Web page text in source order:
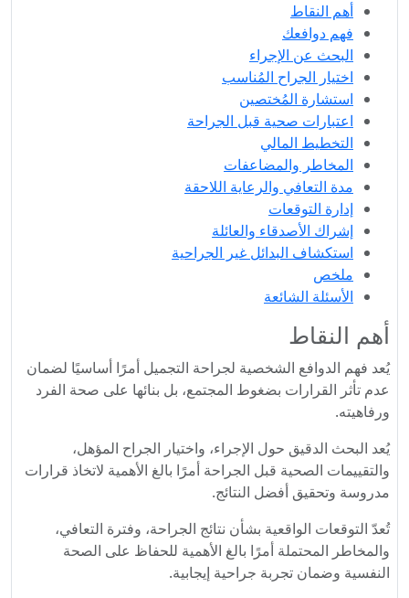
أهم النقاط
فهم دوافعك
البحث عن الإجراء
اختيار الجراح المُناسب
استشارة المُختصين
اعتبارات صحية قبل الجراحة
التخطيط المالي
المخاطر والمضاعفات
مدة التعافي والرعاية اللاحقة
إدارة التوقعات
إشراك الأصدقاء والعائلة
استكشاف البدائل غير الجراحية
ملخص
الأسئلة الشائعة
أهم النقاط
يُعد فهم الدوافع الشخصية لجراحة التجميل أمرًا أساسيًا لضمان
عدم تأثر القرارات بضغوط المجتمع، بل بنائها على صحة الفرد
ورفاهيته.
يُعد البحث الدقيق حول الإجراء، واختيار الجراح المؤهل،
والتقييمات الصحية قبل الجراحة أمرًا بالغ الأهمية لاتخاذ قرارات
مدروسة وتحقيق أفضل النتائج.
تُعدّ التوقعات الواقعية بشأن نتائج الجراحة، وفترة التعافي،
والمخاطر المحتملة أمرًا بالغ الأهمية للحفاظ على الصحة
النفسية وضمان تجربة جراحية إيجابية.